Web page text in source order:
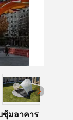
ซุ้มอาคาร